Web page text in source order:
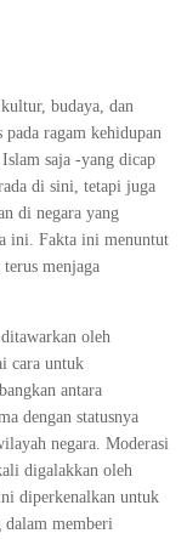
budaya, dan
ragam kehidupan
saja -yang dicap
di sini, tetapi juga
di negara yang
ini. Fakta ini menuntut
menjaga
ditawarkan oleh
cara untuk
antara
dengan statusnya
negara. Moderasi
digalakkan oleh
diperkenalkan untuk
dalam memberi